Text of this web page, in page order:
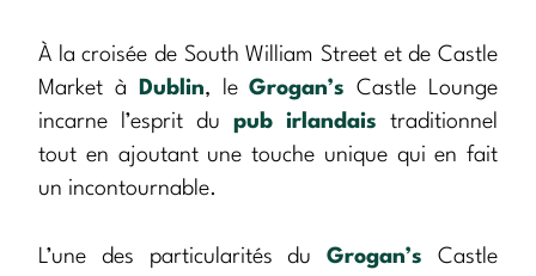
À la croisée de South William Street et de Castle
Market à
Dublin, leGrogan’s Castle Lounge
incarne l’esprit du pub irlandais traditionnel
tout en ajoutant une touche unique qui en fait
un incontournable.
L’une des particularités duGrogan’s Castle